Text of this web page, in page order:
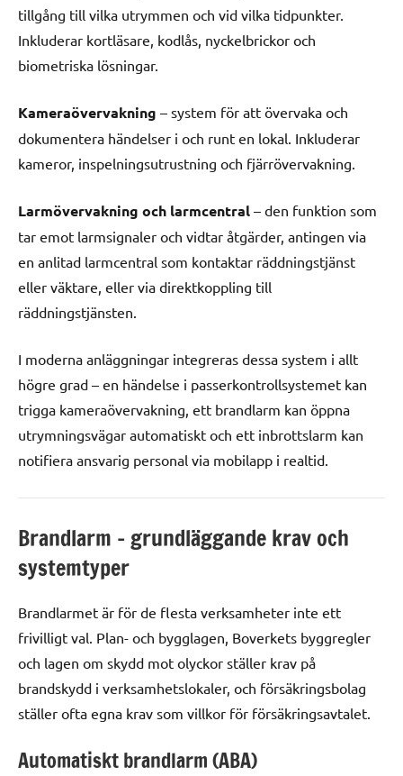
tillgång till vilka utrymmen och vid vilka tidpunkter.
Inkluderar kortläsare, kodlås, nyckelbrickor och
biometriska lösningar.
Kameraövervakning – system för att övervaka och
dokumentera händelser i och runt en lokal. Inkluderar
kameror, inspelningsutrustning och fjärrövervakning.
Larmövervakning och larmcentral – den funktion som
tar emot larmsignaler och vidtar åtgärder, antingen via
en anlitad larmcentral som kontaktar räddningstjänst
eller väktare, eller via direktkoppling till
räddningstjänsten.
I moderna anläggningar integreras dessa system i allt
högre grad – en händelse i passerkontrollsystemet kan
trigga kameraövervakning, ett brandlarm kan öppna
utrymningsvägar automatiskt och ett inbrottslarm kan
notifiera ansvarig personal via mobilapp i realtid.
Brandlarm – grundläggande krav och
systemtyper
Brandlarmet är för de flesta verksamheter inte ett
frivilligt val. Plan- och bygglagen, Boverkets byggregler
och lagen om skydd mot olyckor ställer krav på
brandskydd i verksamhetslokaler, och försäkringsbolag
ställer ofta egna krav som villkor för försäkringsavtalet.
Automatiskt brandlarm (ABA)